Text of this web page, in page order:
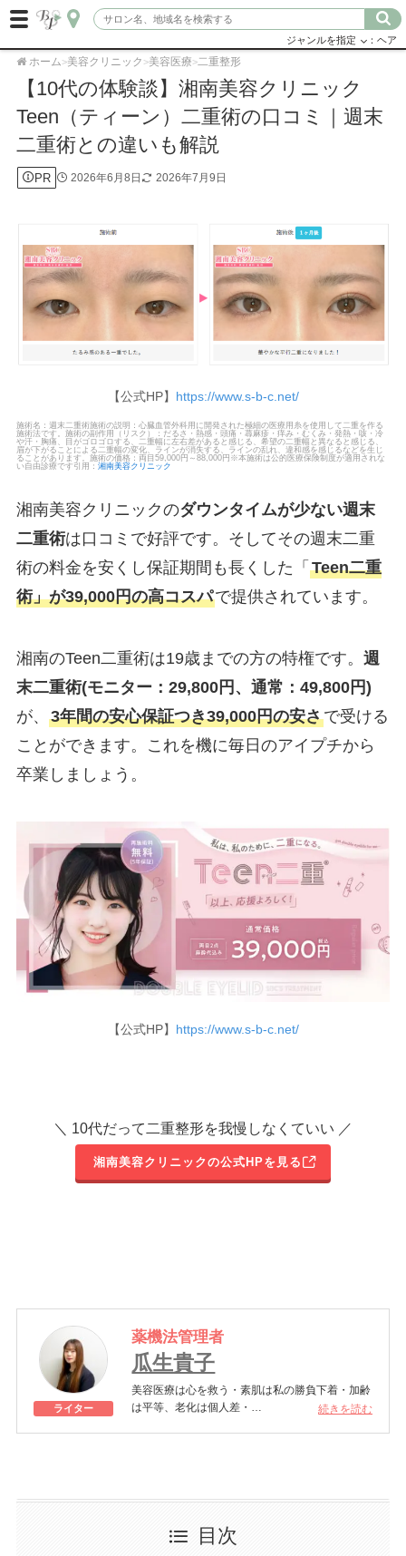
ジャンルを指定 ：ヘア
ホーム>美容クリニック >美容医療>二重整形
【10代の体験談】湘南美容クリニック
Teen（ティーン）二重術の口コミ｜週末
二重術との違いも解説
PR 2026年6月8日 2026年7月9日
【公式HP】 https://www.s-b-c.net/
施術名：週末二重術施術の説明：心臓血管外科用に開発された極細の医療用糸を使用して二重を作る
施術法です。施術の副作用（リスク）：だるさ・熱感・頭痛・蕁麻疹・痒み・むくみ・発熱・咳・冷
や汗・胸痛、目がゴロゴロする、二重幅に左右差があると感じる、希望の二重幅と異なると感じる、
眉が下がることによる二重幅の変化、ラインが消失する、ラインの乱れ、違和感を感じるなどを生じ
ることがあります。施術の価格：両目59,000円～88,000円※本施術は公的医療保険制度が適用されな
い自由診療です引用： 湘南美容クリニック
湘南美容クリニックのダウンタイムが少ない週末
二重術は口コミで好評です。そしてその週末二重
術の料金を安くし保証期間も長くした「 Teen二重
術」が39,000円の高コスパで提供されています。
湘南のTeen二重術は19歳までの方の特権です。 週
末二重術(モニター：29,800円、通常：49,800円)
が、 3年間の安心保証つき39,000円の安さで受ける
ことができます。これを機に毎日のアイプチから
卒業しましょう。
【公式HP】 https://www.s-b-c.net/
＼ 10代だって二重整形を我慢しなくていい ／
湘南美容クリニックの公式HPを見る
ライター
薬機法管理者
瓜生貴子
美容医療は心を救う・素肌は私の勝負下着・加齢
は平等、老化は個人差・
タ注射、いぼ除去、医療脱毛など
続きを読む
目次